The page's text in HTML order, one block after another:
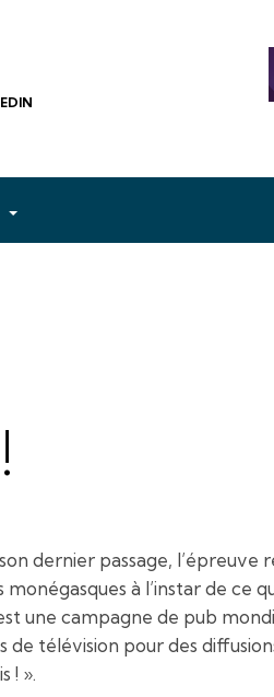
dernier passage, l’épreuve
à l’instar de ce
une campagne de pub
télévision pour des
! ».